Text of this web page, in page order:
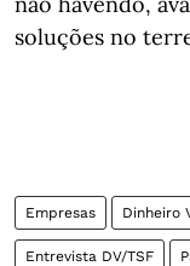
soluções no
Empresas Dinheiro
Entrevista DV/TSF